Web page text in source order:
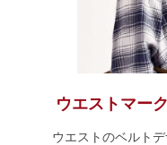
ウエストマー
ウエストのベルト